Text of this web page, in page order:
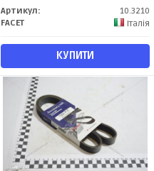
Артикул:
10.3210
FACET
Італія
КУПИТИ